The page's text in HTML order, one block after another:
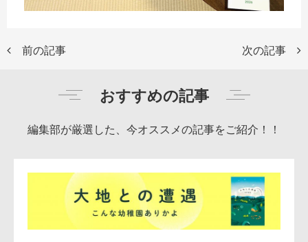
前の記事 次の記事
おすすめの記事
編集部が厳選した、今オススメの記事をご紹介！！